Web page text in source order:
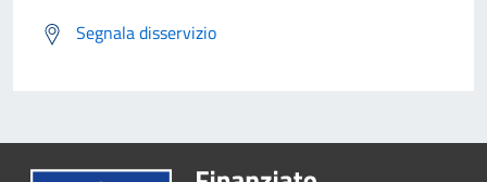
Segnala disservizio